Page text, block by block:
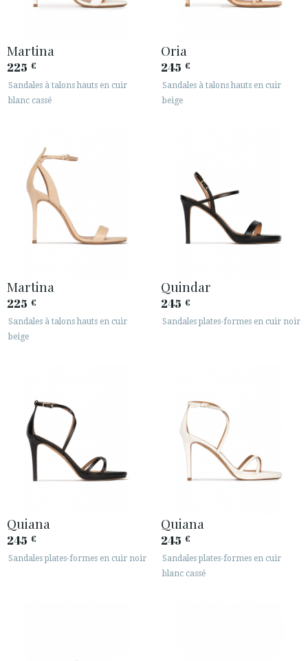
Martina
225 €
Sandales à talons hauts en cuir
blanc cassé
Oria
245 €
Sandales à talons hauts en cuir
beige
Martina
225 €
Sandales à talons hauts en cuir
beige
Quindar
245 €
Sandales plates-formes en cuir noir
Quiana
245 €
Sandales plates-formes en cuir noir
Quiana
245 €
Sandales plates-formes en cuir
blanc cassé